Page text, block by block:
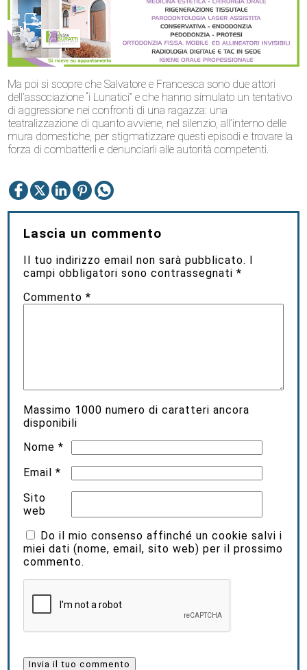
Ma poi si scopre che Salvatore e Francesca sono due attori
dell’associazione “i Lunatici” e che hanno simulato un tentativo
di aggressione nei confronti di una ragazza: una
teatralizzazione di quanto avviene, nel silenzio, all’interno delle
mura domestiche, per stigmatizzare questi episodi e trovare la
forza di combatterli e denunciarli alle autorità competenti.
Lascia un commento
Il tuo indirizzo email non sarà pubblicato.
campi obbligatori sono contrassegnati*
Commento*
Massimo 1000 numero di caratteri ancora
disponibili
Nome*
Email*
Sito
web
Do il mio consenso affinché un cookie salvi i
miei dati (nome, email, sito web) per il prossimo
commento.